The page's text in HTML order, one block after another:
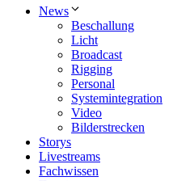
News
Beschallung
Licht
Broadcast
Rigging
Personal
Systemintegration
Video
Bilderstrecken
Storys
Livestreams
Fachwissen